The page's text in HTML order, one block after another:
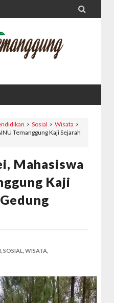

Sosial
Wisata
Temanggung Kaji Sejarah
Mahasiswa
Kaji
SOSIAL, WISATA,